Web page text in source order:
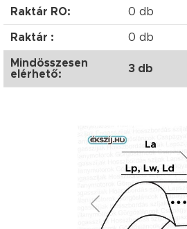
Raktár RO: 0 db
Raktár : 0 db
Mindösszesen
elérhető:
3 db